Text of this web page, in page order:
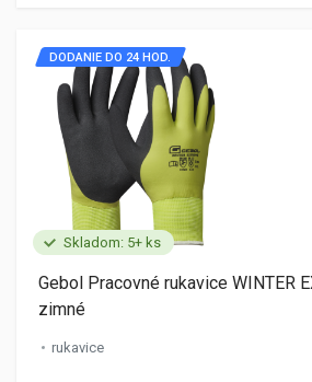
Skladom: 5+ ks
DODANIE DO 24 HOD.
Gebol Pracovné rukavice WINTER
zimné
rukavice